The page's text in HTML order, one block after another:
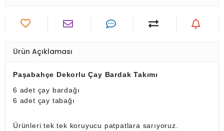
Ürün Açıklaması
Paşabahçe Dekorlu Çay Bardak Takımı
6 adet çay bardağı
6 adet çay tabağı
Ürünleri tek tek koruyucu patpatlara sarıyoruz.